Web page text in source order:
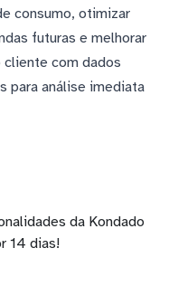
consumo, otimizar
futuras e melhorar
cliente com dados
para análise imediata
da Kondado
14 dias!